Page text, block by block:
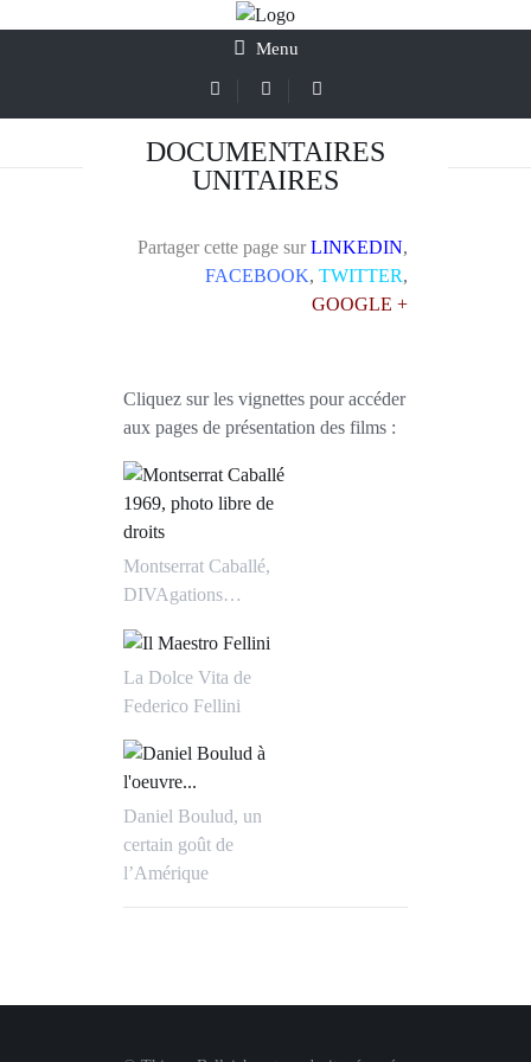
Menu
DOCUMENTAIRES
UNITAIRES
Partager cette page sur LINKEDIN,
FACEBOOK, TWITTER,
GOOGLE +
Cliquez sur les vignettes pour accéder
aux pages de présentation des films :
Montserrat Caballé,
DIVAgations…
La Dolce Vita de
Federico Fellini
Daniel Boulud, un
certain goût de
l’Amérique